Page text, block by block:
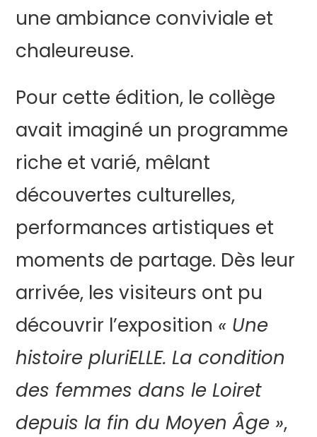
une ambiance conviviale et
chaleureuse.
Pour cette édition, le collège
avait imaginé un programme
riche et varié, mêlant
découvertes culturelles,
performances artistiques et
moments de partage. Dès leur
arrivée, les visiteurs ont pu
découvrir l’exposition « Une
histoire pluriELLE. La condition
des femmes dans le Loiret
depuis la fin du Moyen Âge »,